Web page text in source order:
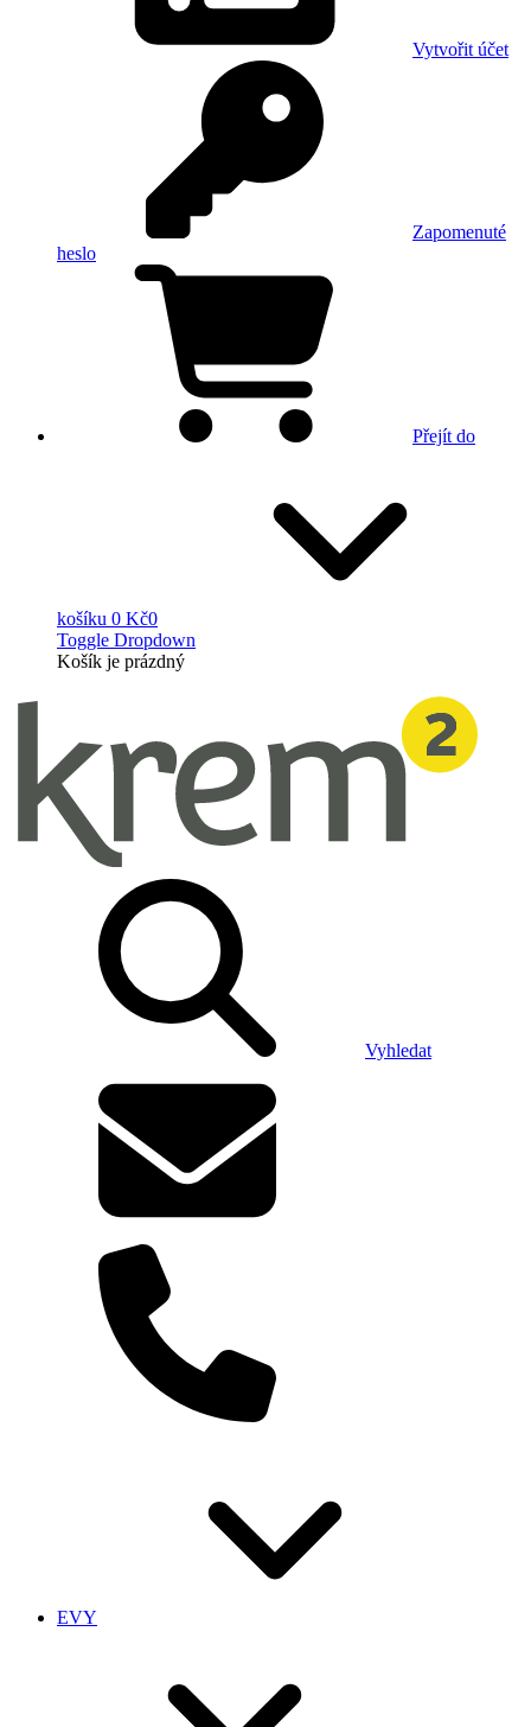
Vytvořit účet
Zapomenuté
heslo
Přejít do
košíku 0 Kč0
Toggle Dropdown
Košík je prázdný
Vyhledat
EVY